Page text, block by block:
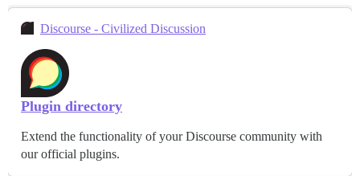
Discourse - Civilized Discussion
Plugin directory
Extend the functionality of your Discourse community with
our official plugins.